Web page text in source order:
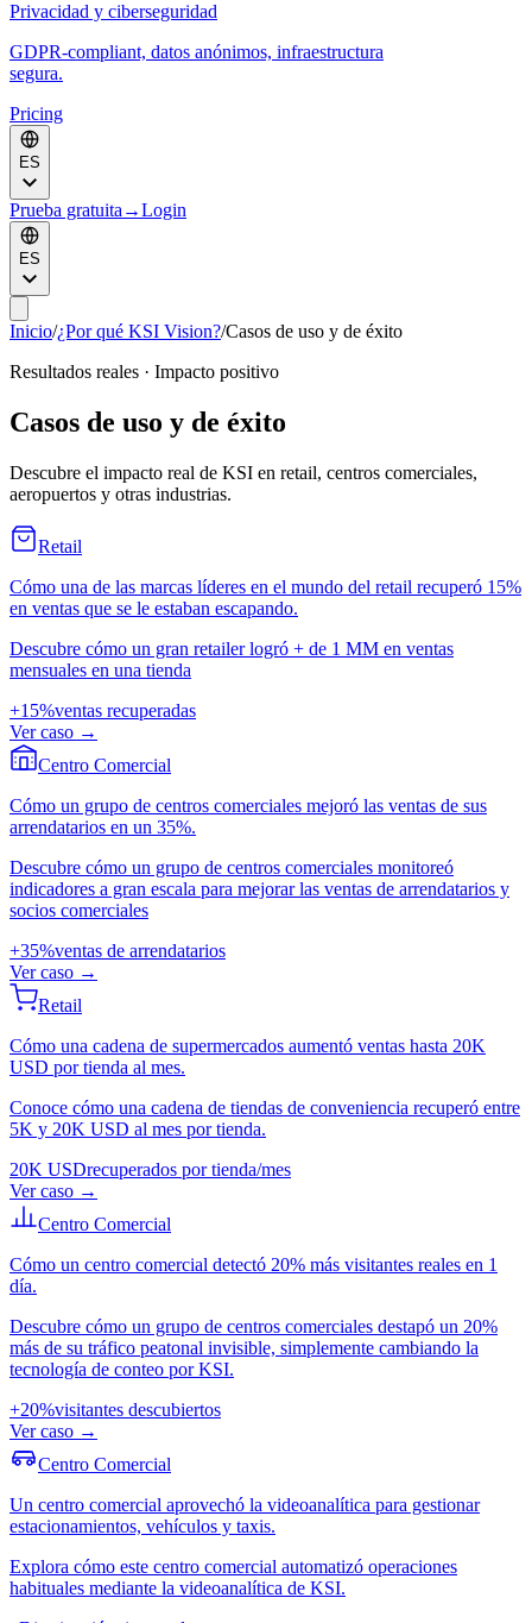
Privacidad y ciberseguridad
GDPR-compliant, datos anónimos, infraestructura
segura.
Pricing
ES
Prueba gratuita →Login
ES
Inicio/¿Por qué KSI Vision?/Casos de uso y de éxito
Resultados reales · Impacto positivo
Casos de uso y de éxito
Descubre el impacto real de KSI en retail, centros comerciales,
aeropuertos y otras industrias.
Retail
Cómo una de las marcas líderes en el mundo del retail recuperó 15%
en ventas que se le estaban escapando.
Descubre cómo un gran retailer logró + de 1 MM en ventas
mensuales en una tienda
+15%ventas recuperadas
Ver caso →
Centro Comercial
Cómo un grupo de centros comerciales mejoró las ventas de sus
arrendatarios en un 35%.
Descubre cómo un grupo de centros comerciales monitoreó
indicadores a gran escala para mejorar las ventas de arrendatarios y
socios comerciales
+35%ventas de arrendatarios
Ver caso →
Retail
Cómo una cadena de supermercados aumentó ventas hasta 20K
USD por tienda al mes.
Conoce cómo una cadena de tiendas de conveniencia recuperó entre
5K y 20K USD al mes por tienda.
20K USDrecuperados por tienda/mes
Ver caso →
Centro Comercial
Cómo un centro comercial detectó 20% más visitantes reales en 1
día.
Descubre cómo un grupo de centros comerciales destapó un 20%
más de su tráfico peatonal invisible, simplemente cambiando la
tecnología de conteo por KSI.
+20%visitantes descubiertos
Ver caso →
Centro Comercial
Un centro comercial aprovechó la videoanalítica para gestionar
estacionamientos, vehículos y taxis.
Explora cómo este centro comercial automatizó operaciones
habituales mediante la videoanalítica de KSI.